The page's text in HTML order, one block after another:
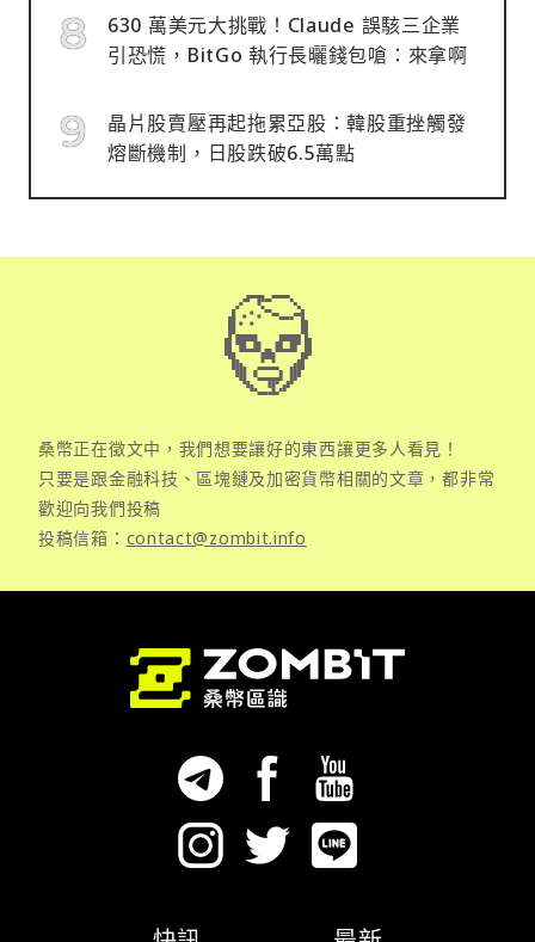
630 萬美元大挑戰！Claude 誤駭三企業
引恐慌，BitGo 執行長曬錢包嗆：來拿啊
晶片股賣壓再起拖累亞股：韓股重挫觸發
熔斷機制，日股跌破6.5萬點
桑幣正在徵文中，我們想要讓好的東西讓更多人看見！
只要是跟金融科技、區塊鏈及加密貨幣相關的文章，都非常
歡迎向我們投稿
投稿信箱： contact@zombit.info